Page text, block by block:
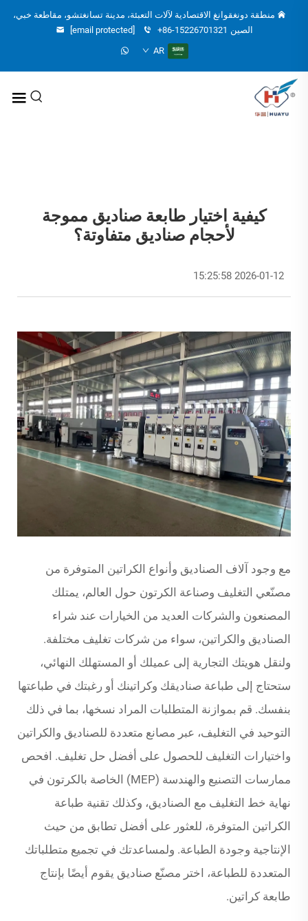
منطقة دونغقوانغ الاقتصادية لآلات التعبئة، مدينة تسانغتشو، مقاطعة خبي،
الصين +86-15226701321
[email protected]
AR
كيفية اختيار طابعة صناديق مموجة
لأحجام صناديق متفاوتة؟
2026-01-12 15:25:58
مع وجود آلاف الصناديق وأنواع الكراتين المتوفرة من
مصنّعي التغليف وصناعة الكرتون حول العالم، يمتلك
المصنعون والشركات العديد من الخيارات عند شراء
الصناديق والكراتين، سواء من شركات تغليف مختلفة.
ولنقل هويتك التجارية إلى عميلك أو المستهلك النهائي،
ستحتاج إلى طباعة صناديقك وكراتينك أو رغبتك في طباعتها
بنفسك. قم بموازنة المتطلبات المراد نسخها، بما في ذلك
التوحيد في التغليف، عبر مصانع متعددة للصناديق والكراتين
واختيارات التغليف للحصول على أفضل حل تغليف. افحص
ممارسات التصنيع والهندسة (MEP) الخاصة بالكرتون في
نهاية خط التغليف مع الصناديق، وكذلك تقنية طباعة
الكراتين المتوفرة، للعثور على أفضل تطابق من حيث
الإنتاجية وجودة الطباعة. ولمساعدتك في تجميع متطلباتك
المتعددة للطباعة، اختر مصنّع صناديق يقوم أيضًا بإنتاج
طابعة كراتين.